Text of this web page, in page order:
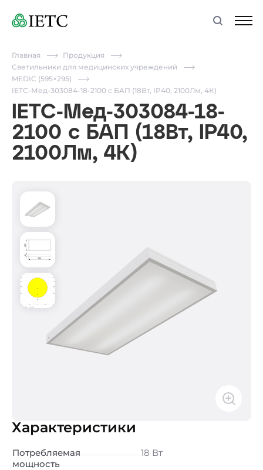
Главная
Продукция
Светильники для медицинских учреждений
MEDIC (595×295)
IETC-Мед-303084-18-2100 с БАП (18Вт, IP40, 2100Лм, 4К)
IETC-Мед-303084-18-
2100 с БАП (18Вт, IP40,
2100Лм, 4К)
Характеристики
Потребляемая
мощность
18 Вт